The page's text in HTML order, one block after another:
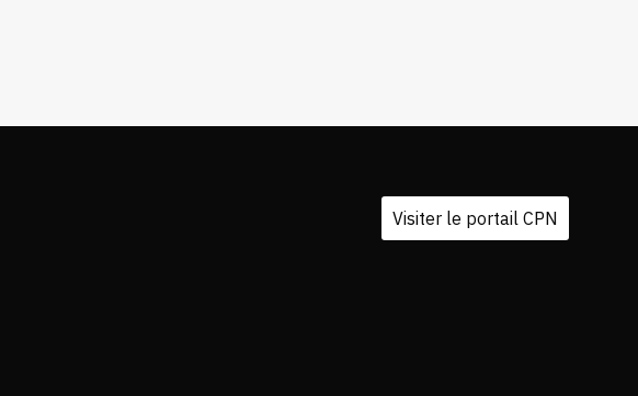
Visiter le portail CPN